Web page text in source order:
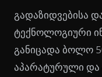
გადაზიდვებისა
ტექნოლოგიური
განიცადა ბოლო
აპარატურული